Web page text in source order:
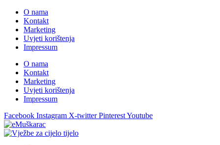
O nama
Kontakt
Marketing
Uvjeti korištenja
Impressum
O nama
Kontakt
Marketing
Uvjeti korištenja
Impressum
Facebook Instagram X-twitter PinterestYoutube